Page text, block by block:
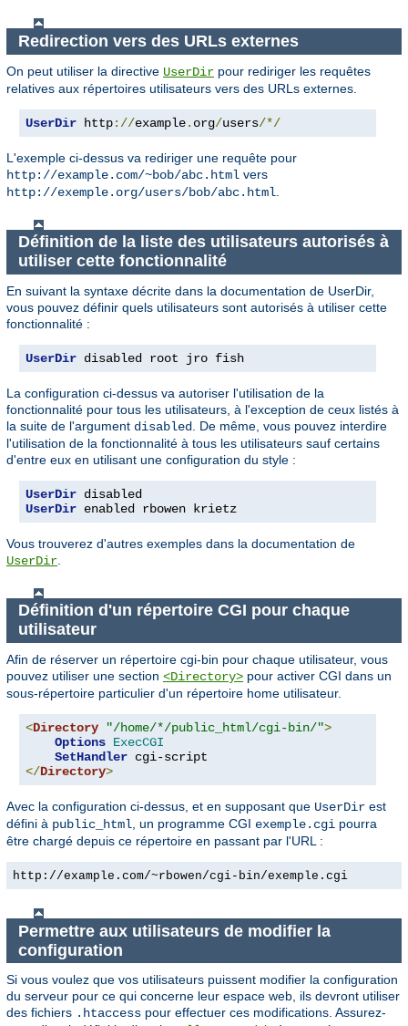
Redirection vers des URLs externes
On peut utiliser la directive UserDir pour rediriger les requêtes
relatives aux répertoires utilisateurs vers des URLs externes.
UserDir http://example. org/users/*/
L'exemple ci-dessus va rediriger une requête pour
http://example.com/~bob/abc.html vers
http://exemple.org/users/bob/abc.html
Définition de la liste des utilisateurs autorisés à
utiliser cette fonctionnalité
En suivant la syntaxe décrite dans la documentation de UserDir,
vous pouvez définir quels utilisateurs sont autorisés à utiliser cette
fonctionnalité :
UserDir disabled root jro fish
La configuration ci-dessus va autoriser l'utilisation de la
fonctionnalité pour tous les utilisateurs, à l'exception de ceux listés à
la suite de l'argument disabled
. De même, vous pouvez interdire
l'utilisation de la fonctionnalité à tous les utilisateurs sauf certains
d'entre eux en utilisant une configuration du style :
UserDir
UserDir enabled rbowen krietz
Vous trouverez d'autres exemples dans la documentation de
UserDir
Définition d'un répertoire CGI pour chaque
utilisateur
Afin de réserver un répertoire cgi-bin pour chaque utilisateur, vous
pouvez utiliser une section <Directory> pour activer CGI dans un
sous-répertoire particulier d'un répertoire home utilisateur.
<Directory "/home/*/public_html/cgi-bin/">
Options ExecCGI
SetHandler
</Directory>
Avec la configuration ci-dessus, et en supposant que UserDir est
défini à public_html , un programme CGI exemple.cgi pourra
être chargé depuis ce répertoire en passant par l'URL :
http://example.com/~rbowen/cgi-bin/exemple.cgi
Permettre aux utilisateurs de modifier la
configuration
Si vous voulez que vos utilisateurs puissent modifier la configuration
du serveur pour ce qui concerne leur espace web, ils devront utiliser
des fichiers .htaccess pour effectuer ces modifications. Assurez-